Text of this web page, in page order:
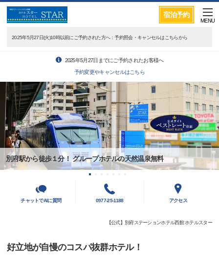
宿泊予約
MENU
2025年5月27日(火)10時以前にご予約された方へ：予約照会・キャンセルはこちらから
2025年5月27日までにご予約されたお客様へ
予約変更やキャンセルはこちら
別府駅から徒歩１分！ グループホテルの天然温泉無料
チャットでAIに質問 0977-25-1188 アクセス
【公式】別府ステーションホテル西館 ホテルスター
好立地が自慢のコスパ抜群ホテル！